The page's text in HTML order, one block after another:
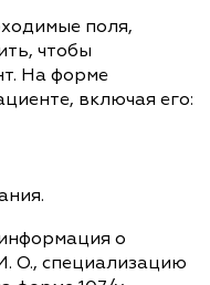
поля,
чтобы
На форме
включая его:
о
О., специализацию